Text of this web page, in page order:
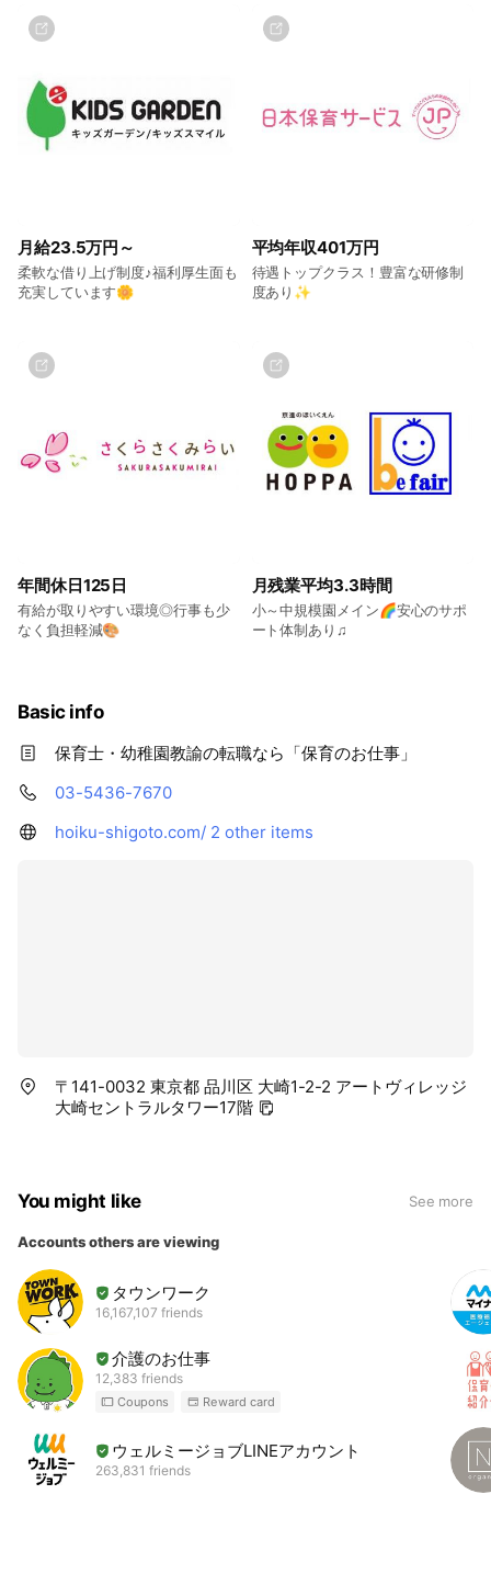
月給23.5万円～
柔軟な借り上げ制度♪福利厚生面も
充実しています🌼
平均年収401万円
待遇トップクラス！豊富な研修制
度あり✨
年間休日125日
有給が取りやすい環境◎行事も少
なく負担軽減🎨
月残業平均3.3時間
小～中規模園メイン🌈安心のサポ
ート体制あり♫
Basic info
保育士・幼稚園教諭の転職なら「保育のお仕事」
03-5436-7670
hoiku-shigoto.com/ 2 other items
〒141-0032 東京都 品川区 大崎1-2-2 アートヴィレッジ
大崎セントラルタワー17階
You might like See more
Accounts others are viewing
タウンワーク
16,167,107 friends
介護のお仕事
12,383 friends
Coupons Reward card
ウェルミージョブLINEアカウント
263,831 friends